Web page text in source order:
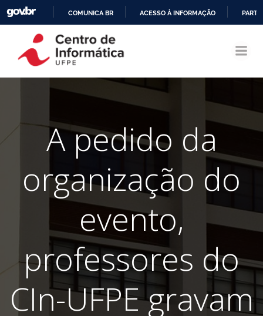
CONTEÚDO
COMUNICA BR ACESSO À INFORMAÇÃO
A pedido da
organização do
evento,
professores do
CIn-UFPE gravam